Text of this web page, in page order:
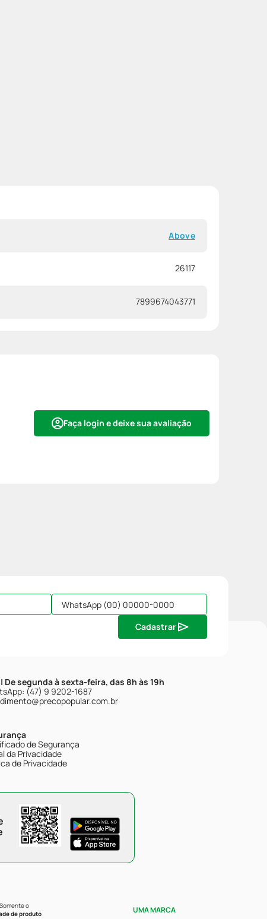
Above
26117
7899674043771
Faça login e deixe sua avaliação
Cadastrar
| De segunda à sexta-feira, das 8h às 19h
(47) 9 9202-1687
de Segurança
da Privacidade
de Privacidade
o
de produto
UMA MARCA